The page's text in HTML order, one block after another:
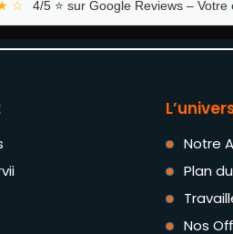
☆ 4/5 ⭐ sur Google Reviews –
Notre
Plan
Nos